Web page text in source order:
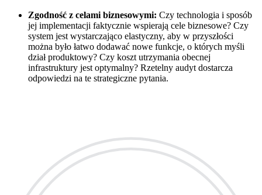
Zgodność z celami biznesowymi: Czy technologia i sposób
jej implementacji faktycznie wspierają cele biznesowe? Czy
system jest wystarczająco elastyczny, aby w przyszłości
można było łatwo dodawać nowe funkcje, o których myśli
dział produktowy? Czy koszt utrzymania obecnej
infrastruktury jest optymalny? Rzetelny audyt dostarcza
odpowiedzi na te strategiczne pytania.